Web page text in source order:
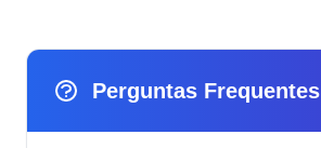
Perguntas Frequentes